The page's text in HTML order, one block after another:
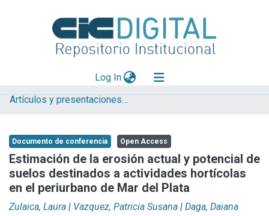
Log In(current)
Explorar
Aportar material
Statistics
Artículos y presentaciones en Congresos
Documento de conferencia Open Access
Estimación de la erosión actual y potencial de
suelos destinados a actividades hortícolas
en el periurbano de Mar del Plata
Zulaica, Laura | Vazquez, Patricia Susana | Daga, Daiana